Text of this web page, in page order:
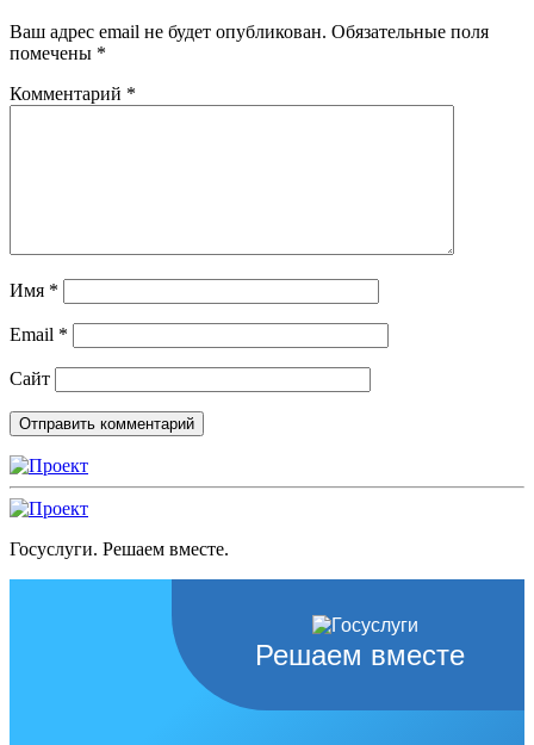
Ваш адрес email не будет опубликован. Обязательные поля
помечены *
Комментарий *
Имя *
Email *
Сайт
Госуслуги. Решаем вместе.
Решаем вместе